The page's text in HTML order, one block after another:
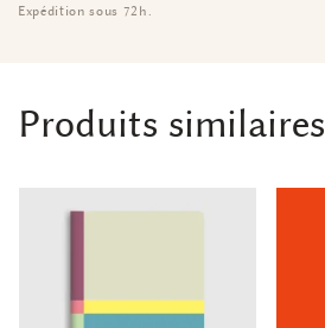
Expédition sous 72h.
Produits similaires